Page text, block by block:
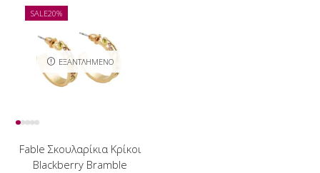
Leaf
Pearl
Drop
ποσότητα
SALE20%
ΕΞΑΝΤΛΗΜΈΝΟ
Fable Σκουλαρίκια Κρίκοι
Blackberry Bramble